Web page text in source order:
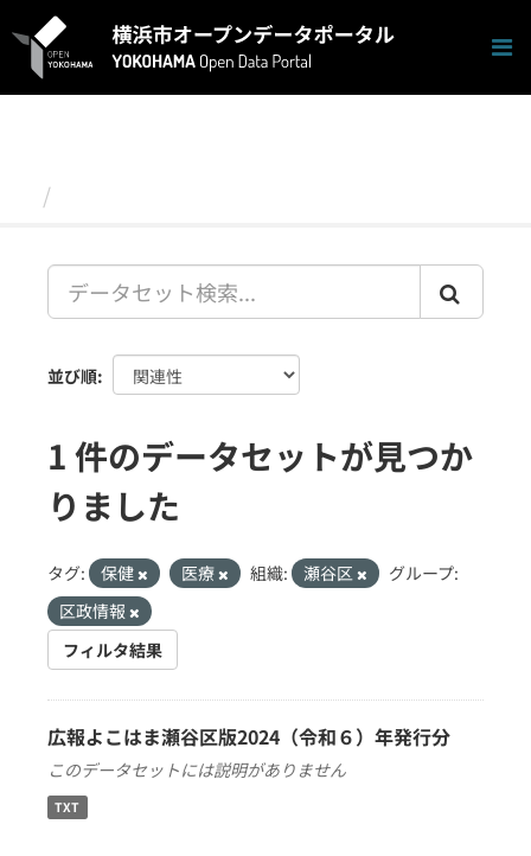
キ
並び順
1 件のデータセットが見つか
りました
タグ: 保健 医療 組織: 瀬谷区
グループ:
区政情報
フィルタ結果
広報よこはま瀬谷区版2024（令和６）年発行分
このデータセットには説明がありません
TXT